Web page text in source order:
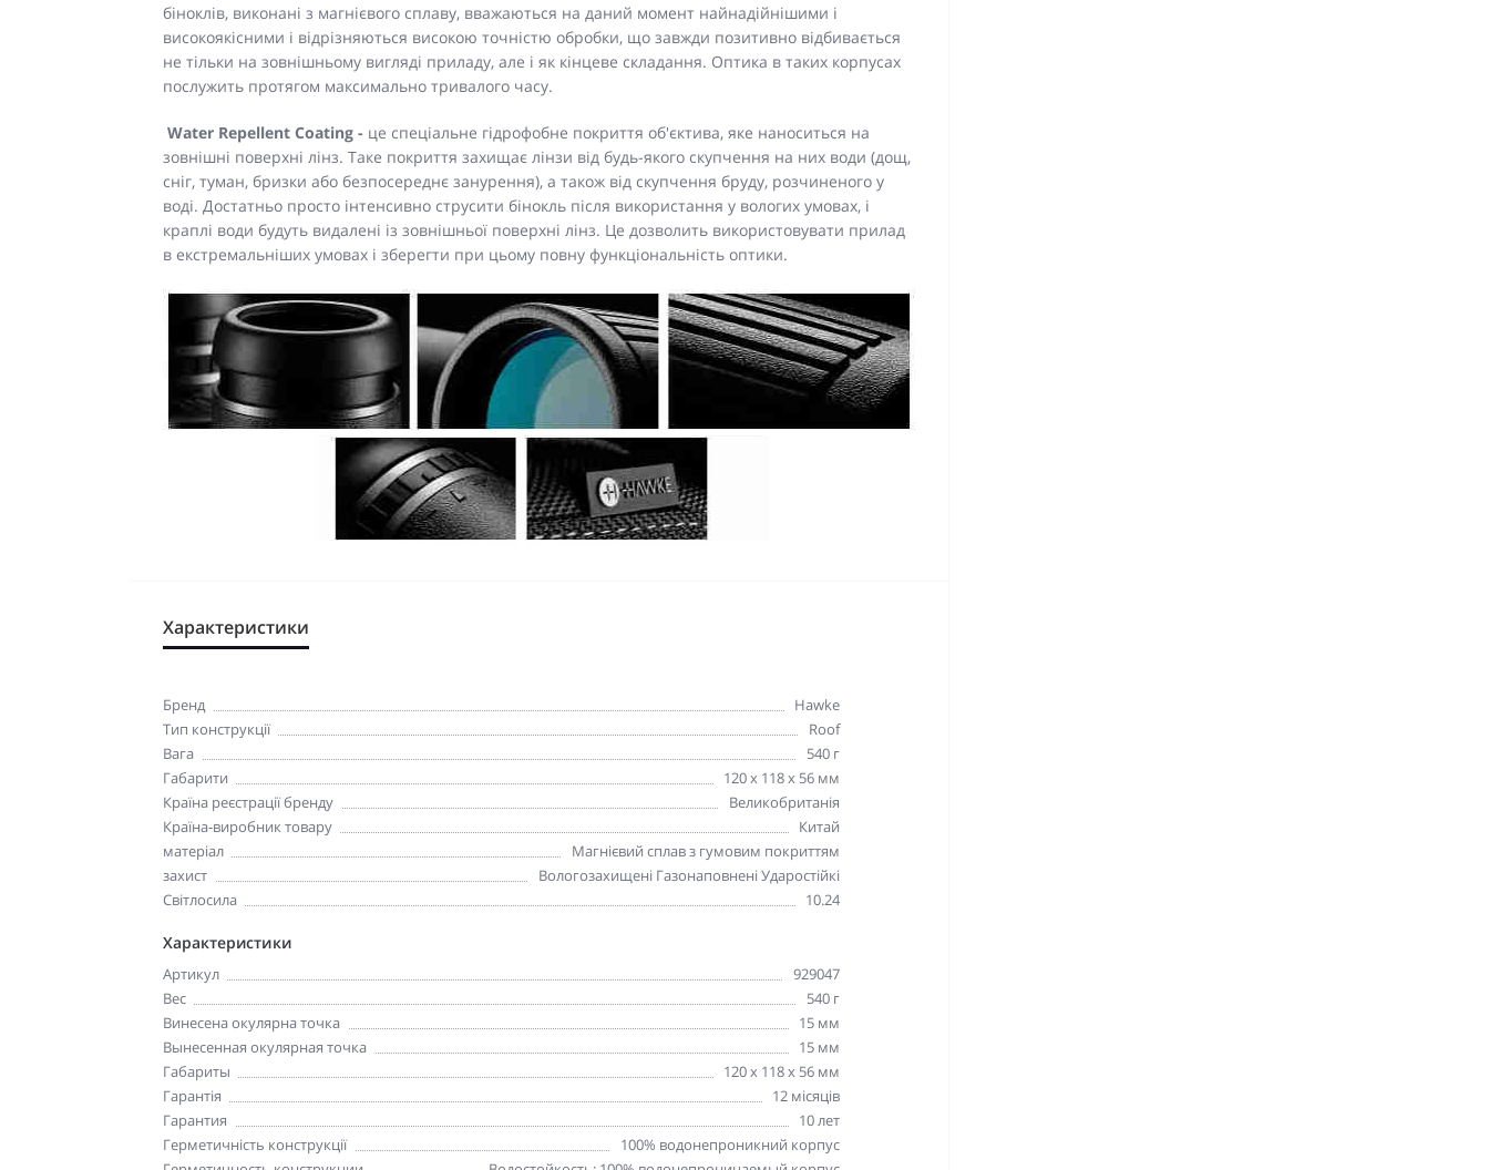
біноклів, виконані з магнієвого сплаву, вважаються на даний момент найнадійнішими і
високоякісними і відрізняються високою точністю обробки, що завжди позитивно відбивається
не тільки на зовнішньому вигляді приладу, але і як кінцеве складання. Оптика в таких корпусах
послужить протягом максимально тривалого часу.
Water Repellent Coating - це спеціальне гідрофобне покриття об'єктива, яке наноситься на
зовнішні поверхні лінз. Таке покриття захищає лінзи від будь-якого скупчення на них води (дощ,
сніг, туман, бризки або безпосереднє занурення), а також від скупчення бруду, розчиненого у
воді. Достатньо просто інтенсивно струсити бінокль після використання у вологих умовах, і
краплі води будуть видалені із зовнішньої поверхні лінз. Це дозволить використовувати прилад
в екстремальніших умовах і зберегти при цьому повну функціональність оптики.
Характеристики
Бренд
Hawke
Тип конструкції
Roof
Вага
540 г
Габарити
120 х 118 х 56 мм
Країна реєстрації бренду
Великобританія
Країна-виробник товару
Китай
матеріал
Магнієвий сплав з гумовим покриттям
захист
Вологозахищені Газонаповнені Ударостійкі
Світлосила
10.24
Характеристики
Артикул
929047
Вес
540 г
Винесена окулярна точка
15 мм
Вынесенная окулярная точка
15 мм
Габариты
120 х 118 х 56 мм
Гарантія
12 місяців
Гарантия
10 лет
Герметичність конструкції
100% водонепроникний корпус